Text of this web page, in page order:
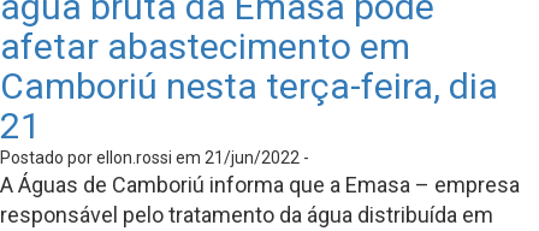
afetar abastecimento em
Camboriú nesta terça-feira, dia
21
Postado por ellon.rossi em 21/jun/2022 -
A Águas de Camboriú informa que a Emasa – empresa
responsável pelo tratamento da água distribuída em